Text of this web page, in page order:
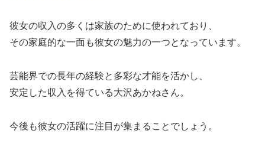
彼女の収入の多くは家族のために使われており、
その家庭的な一面も彼女の魅力の一つとなっています。
芸能界での長年の経験と多彩な才能を活かし、
安定した収入を得ている大沢あかねさん。
今後も彼女の活躍に注目が集まることでしょう。